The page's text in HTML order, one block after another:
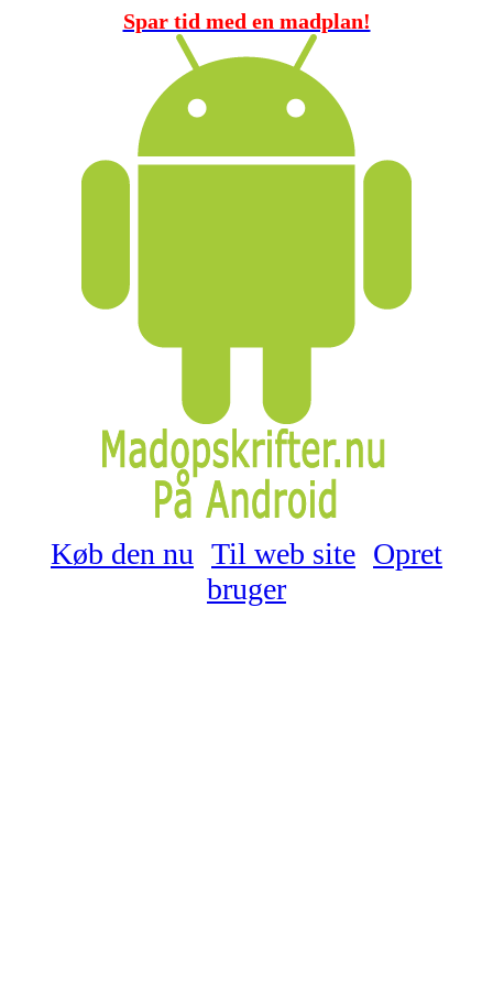
Spar tid med en madplan!
Køb den nu Til web site Opret
bruger